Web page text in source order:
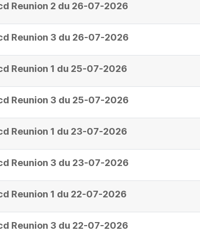
Reunion 2 du 26-07-2026
Reunion 3 du 26-07-2026
Reunion 1 du 25-07-2026
Reunion 3 du 25-07-2026
Reunion 1 du 23-07-2026
Reunion 3 du 23-07-2026
Reunion 1 du 22-07-2026
Reunion 3 du 22-07-2026